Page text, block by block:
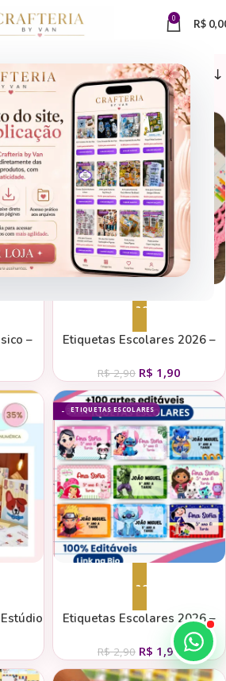
0 R$
Etiquetas Escolares
–
ETIQUETAS ESCOLARES
- 34%
Adicionar ao carrinho
Etiquetas Escolares 2026 –
R$2,90 R$ 1,90
ETIQUETAS ESCOLARES
- 34%
Adicionar ao carrinho
Etiquetas Escolares 2026 –
R$2,90 R$ 1,90